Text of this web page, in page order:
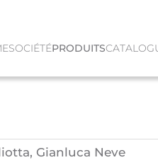
SOCIÉTÉPRODUITS
Gianluca Neve